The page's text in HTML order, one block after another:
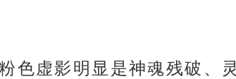
色虚影明显是神魂残破、